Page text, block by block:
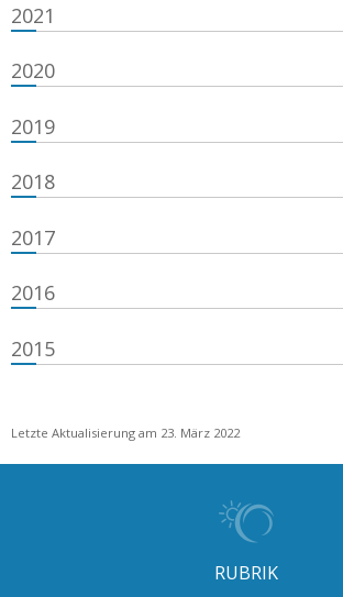
2021
2020
2019
2018
2017
2016
2015
Letzte Aktualisierung am 23. März 2022
RUBRIK